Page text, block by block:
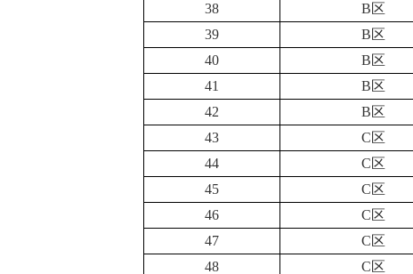
38
B区
39
B区
40
B区
41
B区
42
B区
43
C区
44
C区
45
C区
46
C区
47
C区
48
C区